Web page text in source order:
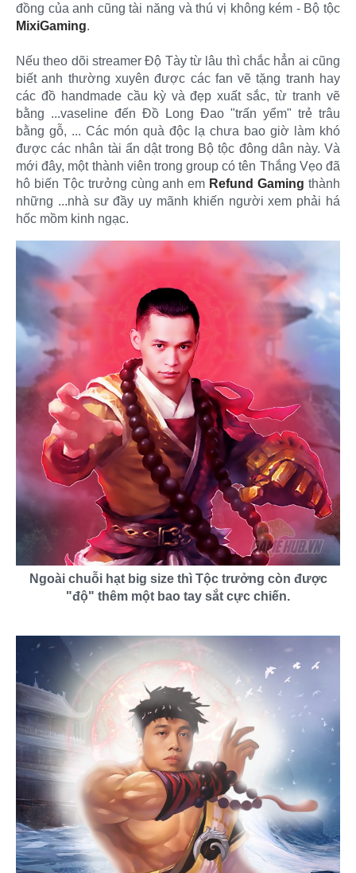
đồng của anh cũng tài năng và thú vị không kém - Bộ tộc
MixiGaming.
Nếu theo dõi streamer Độ Tày từ lâu thì chắc hẳn ai cũng
biết anh thường xuyên được các fan vẽ tặng tranh hay
các đồ handmade cầu kỳ và đẹp xuất sắc, từ tranh vẽ
bằng ...vaseline đến Đồ Long Đao "trấn yểm" trẻ trâu
bằng gỗ, ... Các món quà độc lạ chưa bao giờ làm khó
được các nhân tài ẩn dật trong Bộ tộc đông dân này. Và
mới đây, một thành viên trong group có tên Thắng Vẹo đã
hô biến Tộc trưởng cùng anh em Refund Gaming thành
những ...nhà sư đầy uy mãnh khiến người xem phải há
hốc mồm kinh ngạc.​
Ngoài chuỗi hạt big size thì Tộc trưởng còn được
"độ" thêm một bao tay sắt cực chiến.